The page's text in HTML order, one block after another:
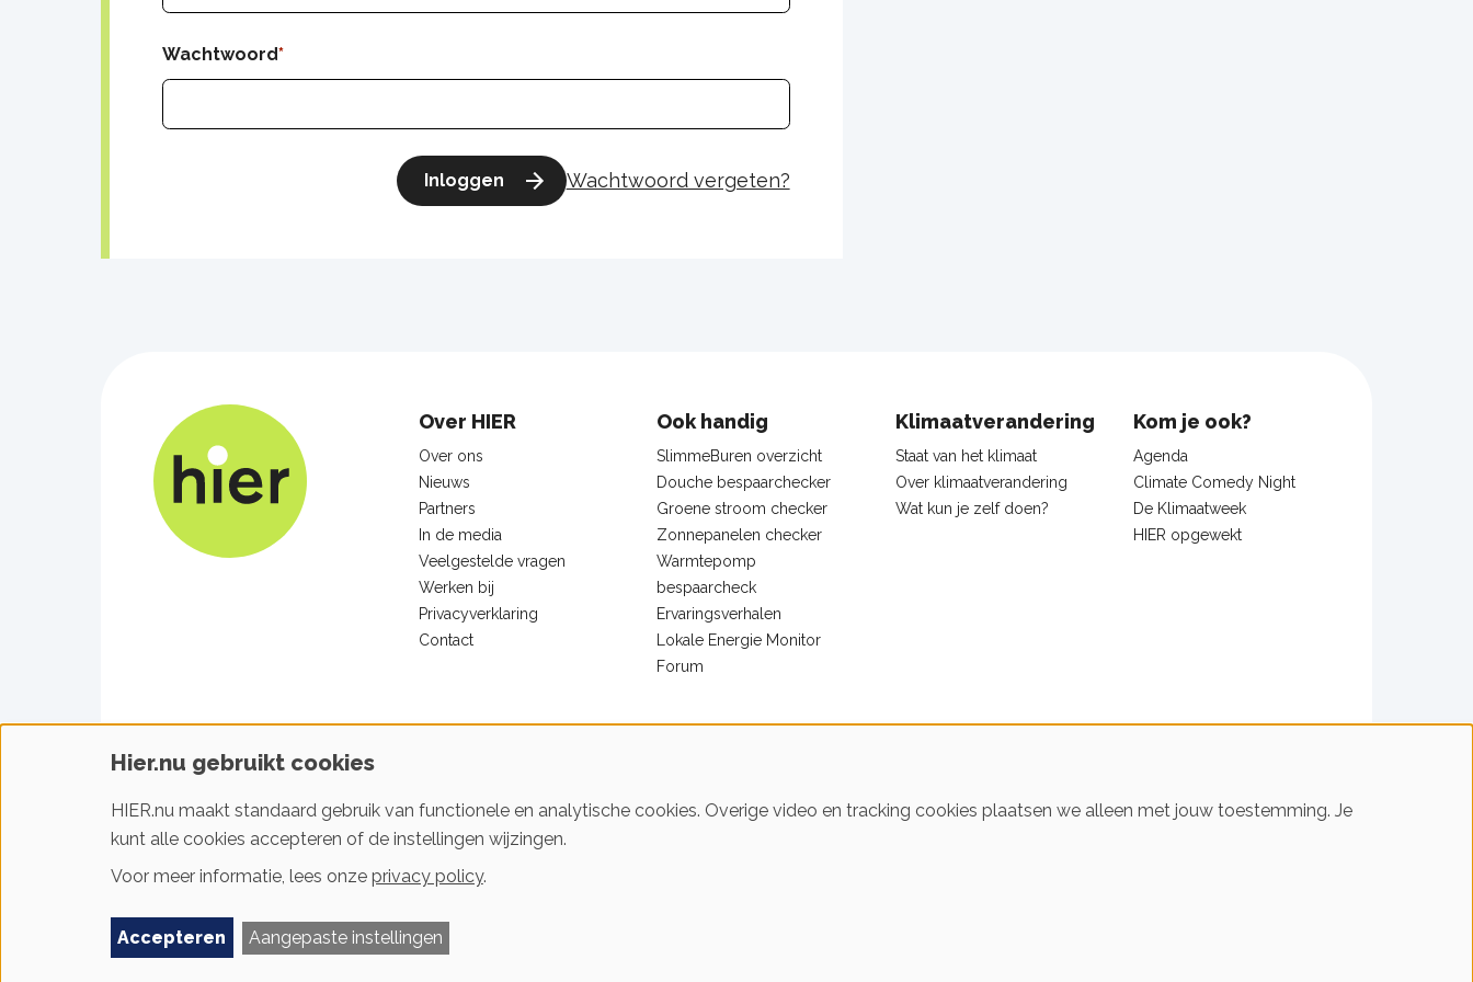
Wachtwoord
Inloggen Wachtwoord vergeten?
Footer
navigatie
Over HIER
Over ons
Nieuws
Partners
In de media
Veelgestelde vragen
Werken bij
Privacyverklaring
Contact
Ook handig
SlimmeBuren overzicht
Douche bespaarchecker
Groene stroom checker
Zonnepanelen checker
Warmtepomp
bespaarcheck
Ervaringsverhalen
Lokale Energie Monitor
Forum
Klimaatverandering
Staat van het klimaat
Over klimaatverandering
Wat kun je zelf doen?
Kom je ook?
Agenda
Climate Comedy Night
De Klimaatweek
HIER opgewekt
Footer
sitelinks
Gebruiksvoorwaarden & privacy Cookievoorkeuren
Hier.nu gebruikt cookies
HIER.nu maakt standaard gebruik van functionele en analytische cookies. Overige video en tracking cookies plaatsen we alleen met jouw toestemming. Je
kunt alle cookies accepteren of de instellingen wijzingen.
Voor meer informatie, lees onze privacy policy.
Aangepaste instellingen
Accepteren